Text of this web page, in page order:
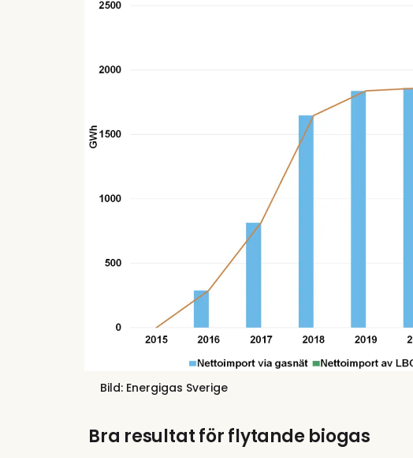
Bild: Energigas Sverige
Bra resultat för flytande biogas